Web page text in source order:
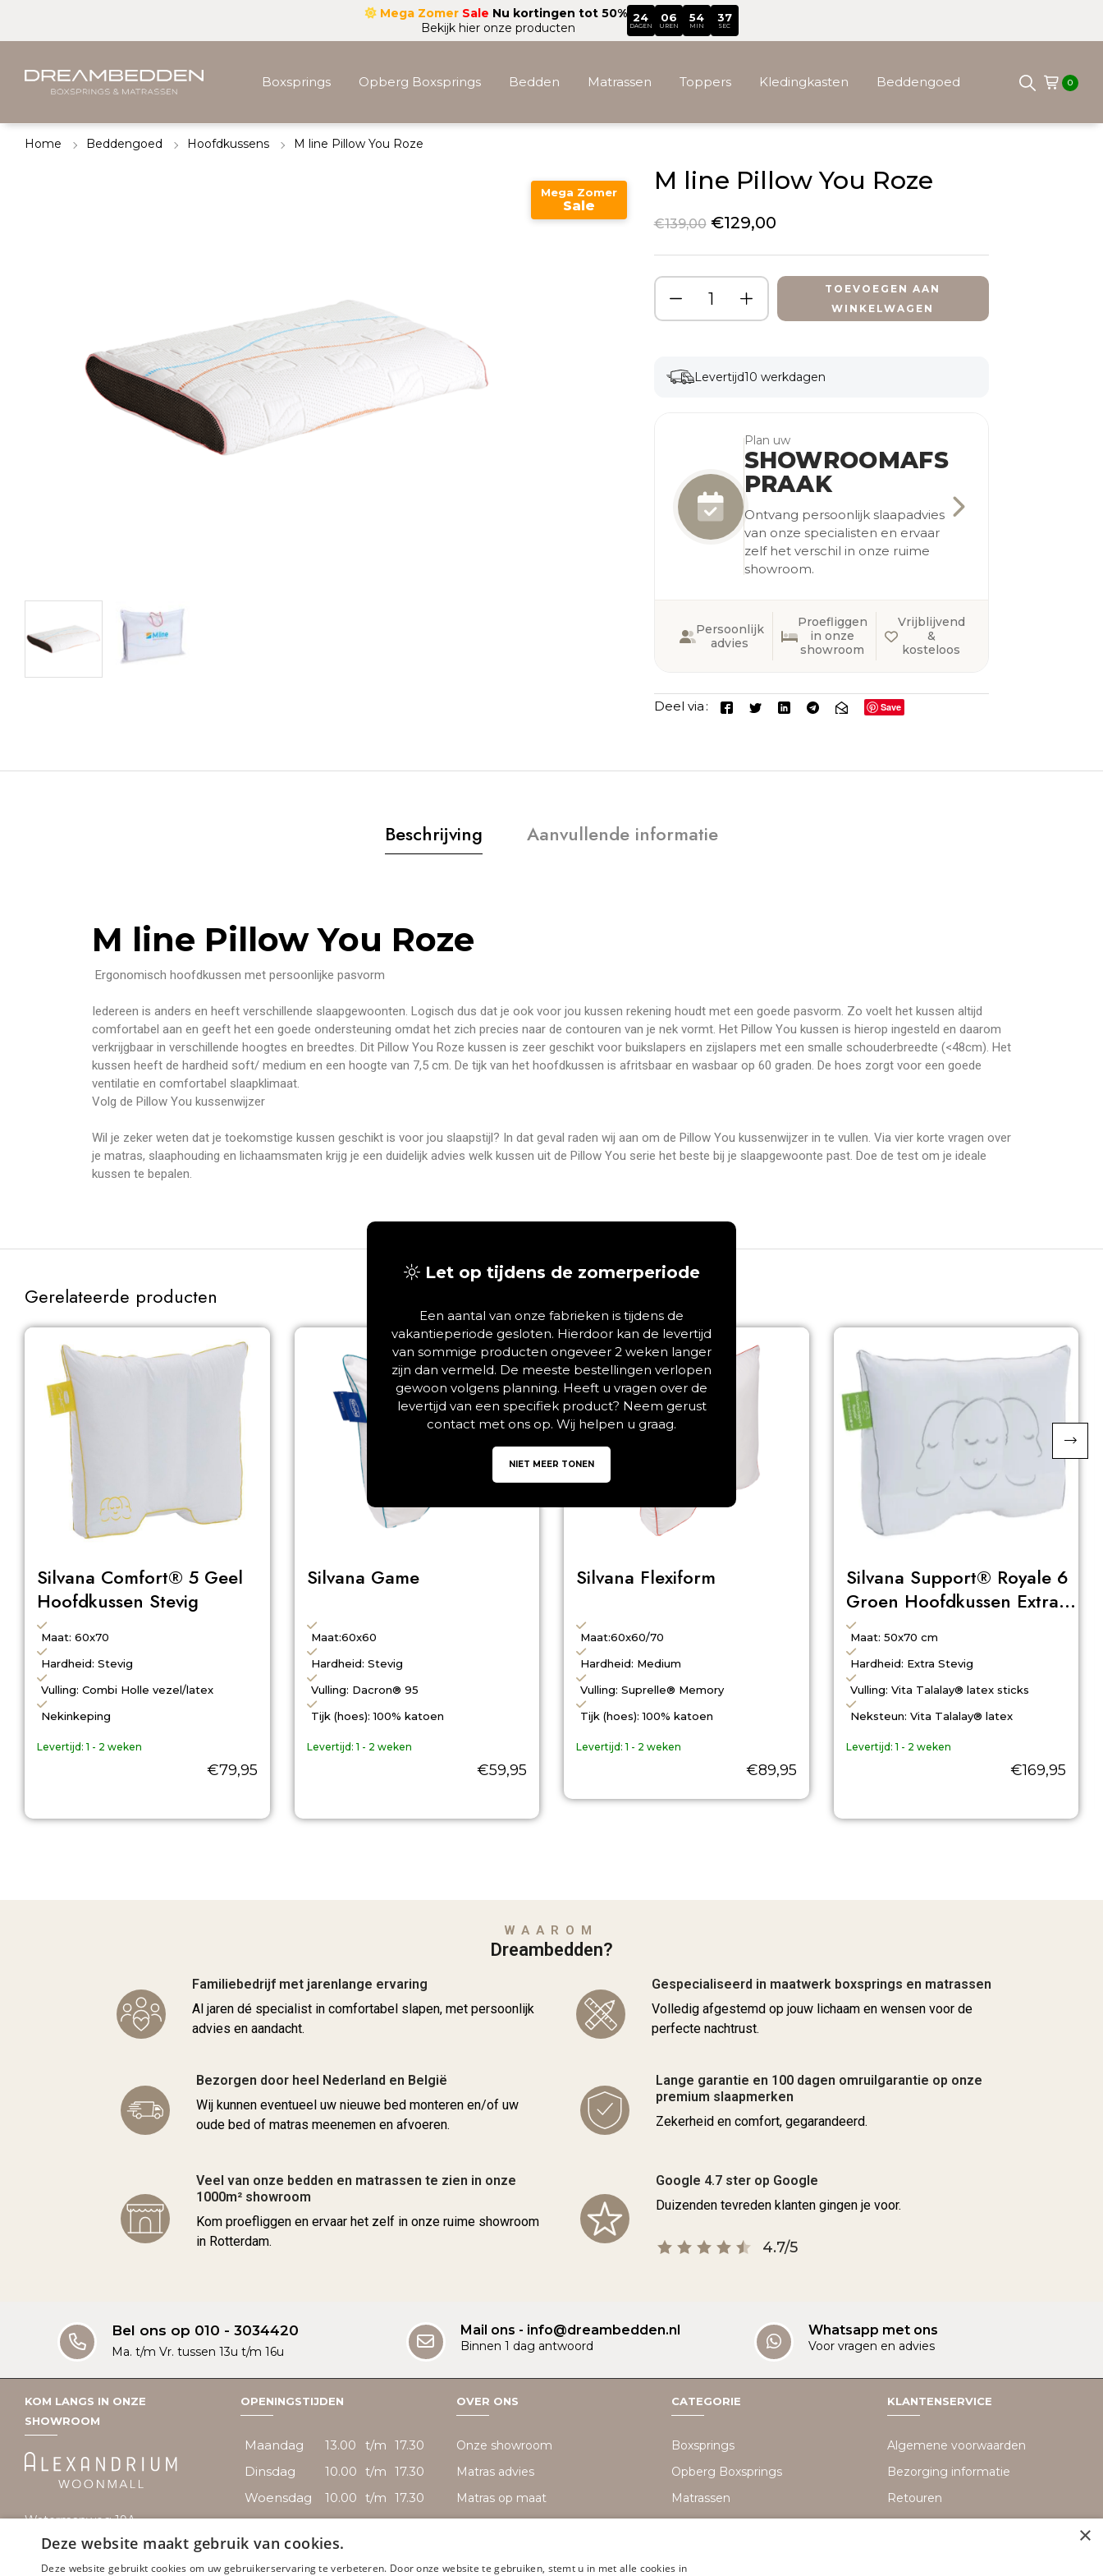
Mega Zomer Sale Nu kortingen tot 50%
Bekijk hier onze producten
24
DAGEN
06
UREN
54
MIN
36
SEC
Boxsprings Opberg Boxsprings Bedden Matrassen Toppers Kledingkasten Beddengoed 0
Home Beddengoed Hoofdkussens M line Pillow You Roze
Mega Zomer
Sale
M line Pillow You Roze
€139,00 €129,00
TOEVOEGEN AAN
WINKELWAGEN
Levertijd10 werkdagen
Plan uw
SHOWROOMAFS
PRAAK
Ontvang persoonlijk slaapadvies
van onze specialisten en ervaar
zelf het verschil in onze ruime
showroom.
Persoonlijk
advies
Proefliggen
in onze
showroom
Vrijblijvend
&
kosteloos
Deel via Save
Beschrijving Aanvullende informatie
M line Pillow You Roze
Ergonomisch hoofdkussen met persoonlijke pasvorm
Iedereen is anders en heeft verschillende slaapgewoonten. Logisch dus dat je ook voor jou kussen rekening houdt met een goede pasvorm. Zo voelt het kussen altijd
comfortabel aan en geeft het een goede ondersteuning omdat het zich precies naar de contouren van je nek vormt. Het Pillow You kussen is hierop ingesteld en daarom
verkrijgbaar in verschillende hoogtes en breedtes. Dit Pillow You Roze kussen is zeer geschikt voor buikslapers en zijslapers met een smalle schouderbreedte (<48cm). Het
kussen heeft de hardheid soft/ medium en een hoogte van 7,5 cm. De tijk van het hoofdkussen is afritsbaar en wasbaar op 60 graden. De hoes zorgt voor een goede
ventilatie en comfortabel slaapklimaat.
Volg de Pillow You kussenwijzer
Wil je zeker weten dat je toekomstige kussen geschikt is voor jou slaapstijl? In dat geval raden wij aan om de Pillow You kussenwijzer in te vullen. Via vier korte vragen over
je matras, slaaphouding en lichaamsmaten krijg je een duidelijk advies welk kussen uit de Pillow You serie het beste bij je slaapgewoonte past. Doe de test om je ideale
kussen te bepalen.
Gerelateerde producten
Silvana Comfort® 5 Geel
Hoofdkussen Stevig
Maat: 60x70
Hardheid: Stevig
Vulling: Combi Holle vezel/latex
Nekinkeping
€79,95
Levertijd: 1 - 2 weken
Silvana Game
Maat:60x60
Hardheid: Stevig
Vulling: Dacron® 95
Tijk (hoes): 100% katoen
€59,95
Levertijd: 1 - 2 weken
Silvana Flexiform
Maat:60x60/70
Hardheid: Medium
Vulling: Suprelle® Memory
Tijk (hoes): 100% katoen
€89,95
Levertijd: 1 - 2 weken
Silvana Support® Royale 6
Groen Hoofdkussen Extra
Stevig
Maat: 50x70 cm
Hardheid: Extra Stevig
Vulling: Vita Talalay® latex sticks
Neksteun: Vita Talalay® latex
€169,95
Levertijd: 1 - 2 weken
WAAROM
Dreambedden?
Familiebedrijf met jarenlange ervaring
Al jaren dé specialist in comfortabel slapen, met persoonlijk
advies en aandacht.
Gespecialiseerd in maatwerk boxsprings en matrassen
Volledig afgestemd op jouw lichaam en wensen voor de
perfecte nachtrust.
Bezorgen door heel Nederland en België
Wij kunnen eventueel uw nieuwe bed monteren en/of uw
oude bed of matras meenemen en afvoeren.
Lange garantie en 100 dagen omruilgarantie op onze
premium slaapmerken
Zekerheid en comfort, gegarandeerd.
Veel van onze bedden en matrassen te zien in onze
1000m² showroom
Kom proefliggen en ervaar het zelf in onze ruime showroom
in Rotterdam.
Google 4.7 ster op Google
Duizenden tevreden klanten gingen je voor.
4.7/5
Bel ons op 010 - 3034420
Ma. t/m Vr. tussen 13u t/m 16u
Mail ons - info@dreambedden.nl
Binnen 1 dag antwoord
Whatsapp met ons
Voor vragen en advies
KOM LANGS IN ONZE
SHOWROOM
Watermanweg 19A
(begane grond)
3067GA Rotterdam
OPENINGSTIJDEN
Maandag 13.00 t/m 17.30
Dinsdag
10.00 t/m 17.30
Woensdag
10.00 t/m 17.30
Donderdag 10.00 t/m 17.30
Vrijdag
10.00
OVER ONS
Onze showroom
Matras advies
Matras op maat
3D rondleiding
CATEGORIE
Boxsprings
Opberg Boxsprings
Matrassen
KLANTENSERVICE
Algemene voorwaarden
Bezorging informatie
Retouren
Let op tijdens de zomerperiode
Een aantal van onze fabrieken is tijdens de
vakantieperiode gesloten. Hierdoor kan de levertijd
van sommige producten ongeveer 2 weken langer
zijn dan vermeld. De meeste bestellingen verlopen
gewoon volgens planning. Heeft u vragen over de
levertijd van een specifiek product? Neem gerust
contact met ons op. Wij helpen u graag.
NIET MEER TONEN
×
Deze website maakt gebruik van cookies.
Deze website gebruikt cookies om uw gebruikerservaring te verbeteren. Door onze website te gebruiken, stemt u in met alle cookies in